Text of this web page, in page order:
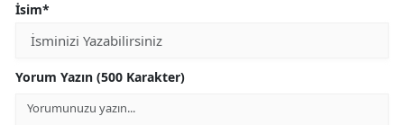
İsim*
Yorum Yazın (500 Karakter)